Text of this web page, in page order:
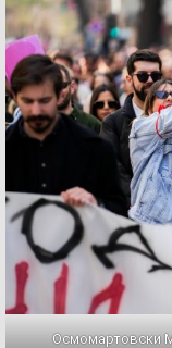
Осмомартовски